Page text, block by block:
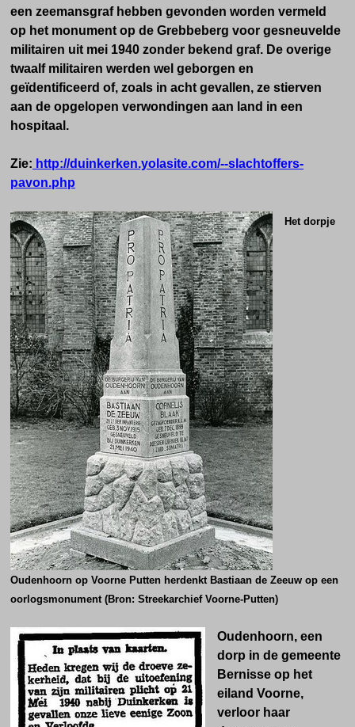
een zeemansgraf hebben gevonden worden vermeld
op het monument op de Grebbeberg voor gesneuvelde
militairen uit mei 1940 zonder bekend graf. De overige
twaalf militairen werden wel geborgen en
geïdentificeerd of, zoals in acht gevallen, ze stierven
aan de opgelopen verwondingen aan land in een
hospitaal.
Zie: http://duinkerken.yolasite.com/--slachtoffers-
pavon.php
Het dorpje
Oudenhoorn op Voorne Putten herdenkt Bastiaan de Zeeuw op een
oorlogsmonument (Bron: Streekarchief Voorne-Putten)
Oudenhoorn, een
dorp in de gemeente
Bernisse op het
eiland Voorne,
verloor haar